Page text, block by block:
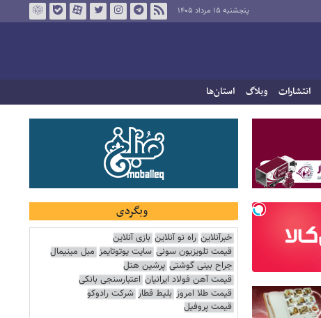
پنجشنبه ۱۵ مرداد ۱۴۰۵
انتشارات وبلاگ استان‌ها
وبگردی
خبرآنلاین راه نو آنلاین بازی آنلاین
قیمت تلویزیون سونی سایت یوتوتایمز مبل مینیمال
جراح بینی گوشتی پرشین هتل
قیمت آهن فولاد ایرانیان اعتبارسنجی بانکی
قیمت طلا امروز بلیط قطار شرکت رادوکو
قیمت پروفیل